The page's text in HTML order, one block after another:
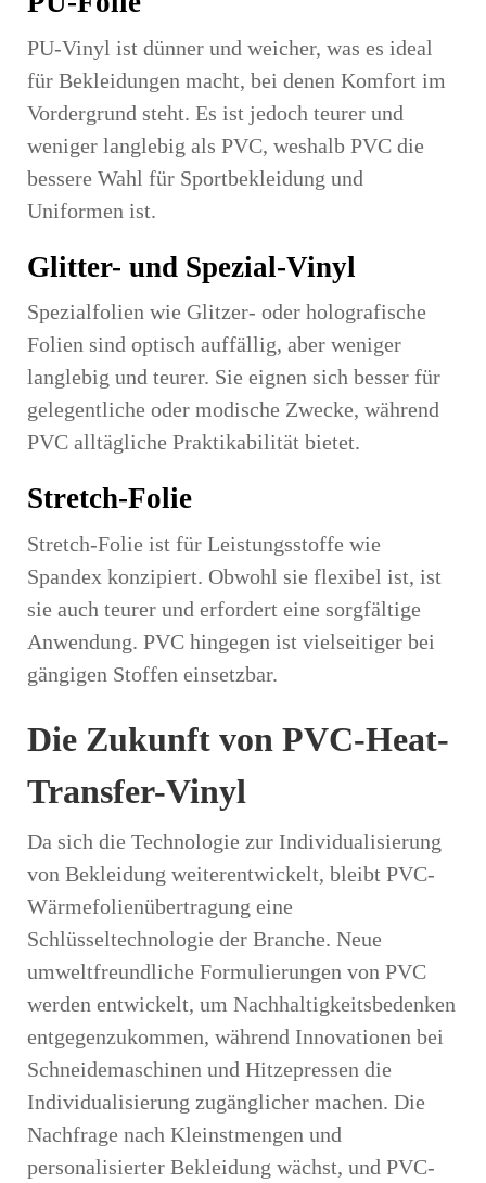
PU-Vinyl ist dünner und weicher, was es ideal
für Bekleidungen macht, bei denen Komfort im
Vordergrund steht. Es ist jedoch teurer und
weniger langlebig als PVC, weshalb PVC die
bessere Wahl für Sportbekleidung und
Uniformen ist.
Glitter- und Spezial-Vinyl
Spezialfolien wie Glitzer- oder holografische
Folien sind optisch auffällig, aber weniger
langlebig und teurer. Sie eignen sich besser für
gelegentliche oder modische Zwecke, während
PVC alltägliche Praktikabilität bietet.
Stretch-Folie
Stretch-Folie ist für Leistungsstoffe wie
Spandex konzipiert. Obwohl sie flexibel ist, ist
sie auch teurer und erfordert eine sorgfältige
Anwendung. PVC hingegen ist vielseitiger bei
gängigen Stoffen einsetzbar.
Die Zukunft von PVC-Heat-
Transfer-Vinyl
Da sich die Technologie zur Individualisierung
von Bekleidung weiterentwickelt, bleibt PVC-
Wärmefolienübertragung eine
Schlüsseltechnologie der Branche. Neue
umweltfreundliche Formulierungen von PVC
werden entwickelt, um Nachhaltigkeitsbedenken
entgegenzukommen, während Innovationen bei
Schneidemaschinen und Hitzepressen die
Individualisierung zugänglicher machen. Die
Nachfrage nach Kleinstmengen und
personalisierter Bekleidung wächst, und PVC-